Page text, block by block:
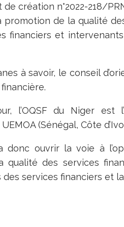
création n°2022-218/
promotion de la qualité
financiers et
à savoir, le conseil
l’OQSF du Niger est
(Sénégal, Côte
ouvrir la voie à
qualité des services
des services financiers et